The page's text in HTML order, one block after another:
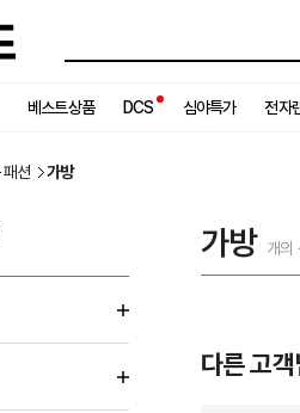
베스트상품 DCS 심야특가 전자
패션 가방
가방 개의
다른 고